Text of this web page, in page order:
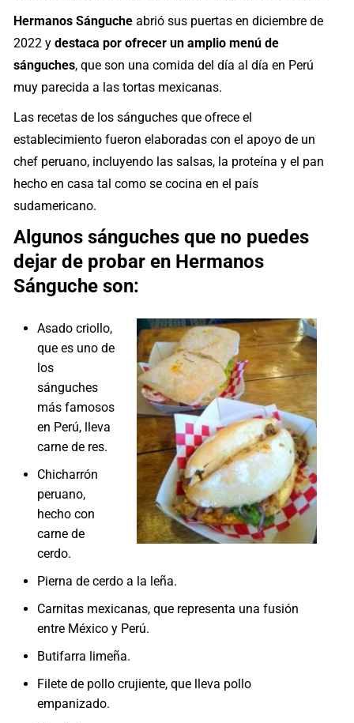
Hermanos Sánguche abrió sus puertas en diciembre de
2022 ydestaca por ofrecer un amplio menú de
sánguches, que son una comida del día al día en Perú
muy parecida a las tortas mexicanas.
Las recetas de los sánguches que ofrece el
establecimiento fueron elaboradas con el apoyo de un
chef peruano, incluyendo las salsas, la proteína y el pan
hecho en casa tal como se cocina en el país
sudamericano.
Algunos sánguches que no puedes
dejar de probar en Hermanos
Sánguche son:
Asado criollo,
que es uno de
los
sánguches
más famosos
en Perú, lleva
carne de res.
Chicharrón
peruano,
hecho con
carne de
cerdo.
Pierna de cerdo a la leña.
Carnitas mexicanas, que representa una fusión
entre México y Perú.
Butifarra limeña.
Filete de pollo crujiente, que lleva pollo
empanizado.